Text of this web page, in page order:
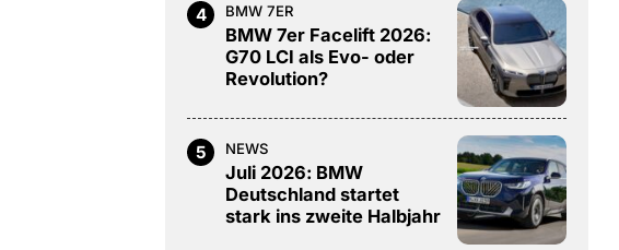
4 BMW 7ER
BMW 7er Facelift 2026:
G70 LCI als Evo- oder
Revolution?
5 NEWS
Juli 2026: BMW
Deutschland startet
stark ins zweite Halbjahr